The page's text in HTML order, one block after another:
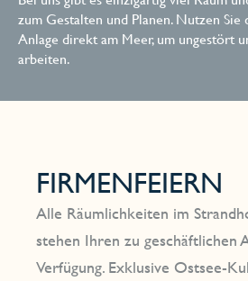
zum Gestalten und Planen. Nutzen Sie
Anlage direkt am Meer, um ungestört
arbeiten.
FIRMENFEIERN
Alle Räumlichkeiten im
stehen Ihren zu geschäftlichen
Verfügung. Exklusive Ostsee-